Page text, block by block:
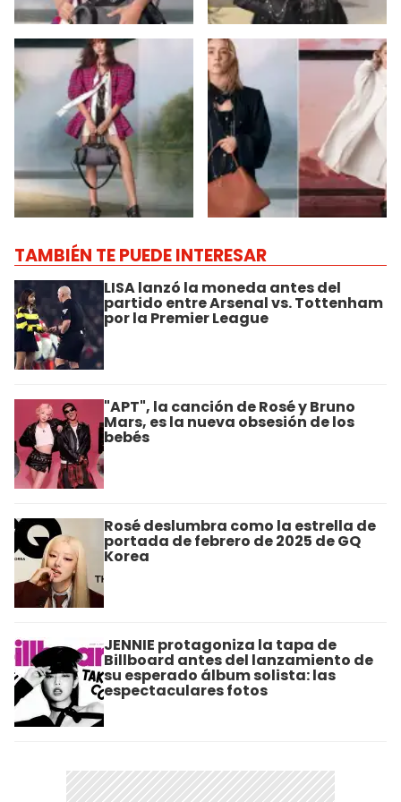
TAMBIÉN TE PUEDE INTERESAR
LISA lanzó la moneda antes del
partido entre Arsenal vs. Tottenham
por la Premier League
"APT", la canción de Rosé y Bruno
Mars, es la nueva obsesión de los
bebés
Rosé deslumbra como la estrella de
portada de febrero de 2025 de GQ
Korea
JENNIE protagoniza la tapa de
Billboard antes del lanzamiento de
su esperado álbum solista: las
espectaculares fotos